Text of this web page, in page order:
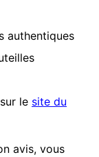
authentiques
le site du
avis, vous